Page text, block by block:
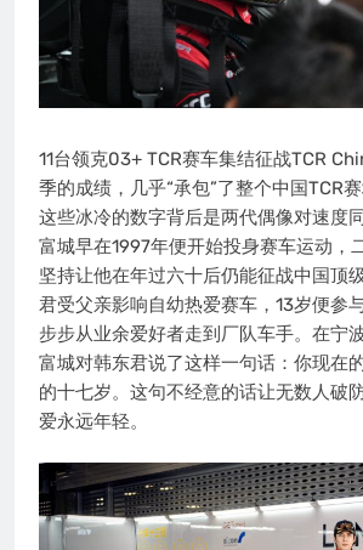
11台领克03+ TCR赛车集结征战TCR
季的成绩，几乎“承包”了整个中国TCR
这些冰冷的数字背后是两代偶像对速度
富城早在1997年便开始投身赛车运动，
坚持让他在年过六十后仍能征战中国顶
君受父亲影响自幼热爱赛车，13岁便参
步步从业余爱好者走到厂队车手。在宁
富城对韩东君说了这样一句话：你现在
的十七岁。这句不经意的话让无数人破
爱永远年轻。